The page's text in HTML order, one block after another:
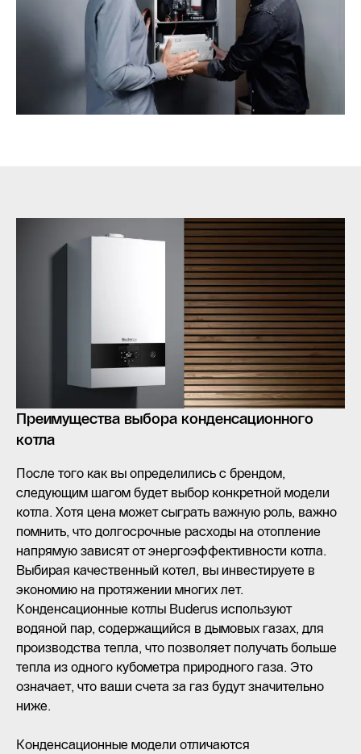
Преимущества выбора конденсационного
котла
После того как вы определились с брендом,
следующим шагом будет выбор конкретной модели
котла. Хотя цена может сыграть важную роль, важно
помнить, что долгосрочные расходы на отопление
напрямую зависят от энергоэффективности котла.
Выбирая качественный котел, вы инвестируете в
экономию на протяжении многих лет.
Конденсационные котлы Buderus используют
водяной пар, содержащийся в дымовых газах, для
производства тепла, что позволяет получать больше
тепла из одного кубометра природного газа. Это
означает, что ваши счета за газ будут значительно
ниже.
Конденсационные модели отличаются